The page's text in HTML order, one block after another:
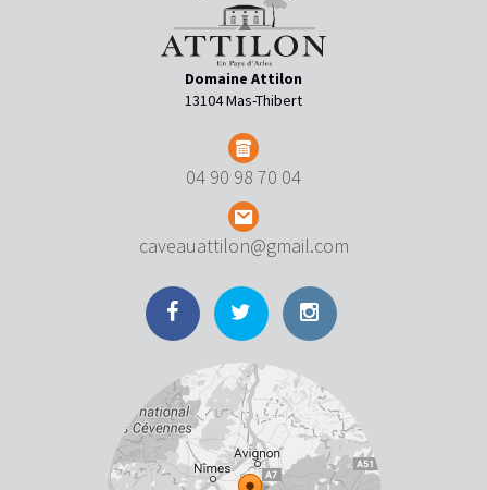
Domaine Attilon
13104 Mas-Thibert
04 90 98 70 04
caveauattilon@gmail.com